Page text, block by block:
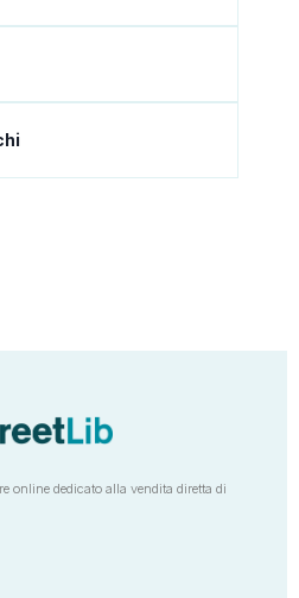
online dedicato alla vendita diretta di